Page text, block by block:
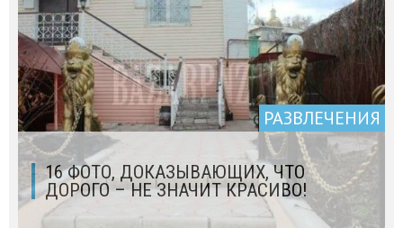
РАЗВЛЕЧЕНИЯ
16 ФОТО, ДОКАЗЫВАЮЩИХ, ЧТО
ДОРОГО – НЕ ЗНАЧИТ КРАСИВО!